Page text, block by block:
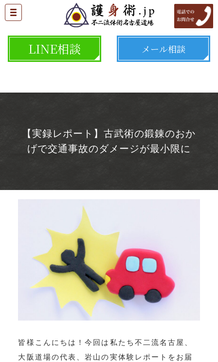
LINE相談 メール相談
【実録レポート】古武術の鍛錬のおか
げで交通事故のダメージが最小限に
皆様こんにちは！今回は私たち不二流名古屋、
大阪道場の代表、岩山の実体験レポートをお届